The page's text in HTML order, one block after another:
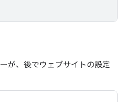
が、後でウェブサイトの設定